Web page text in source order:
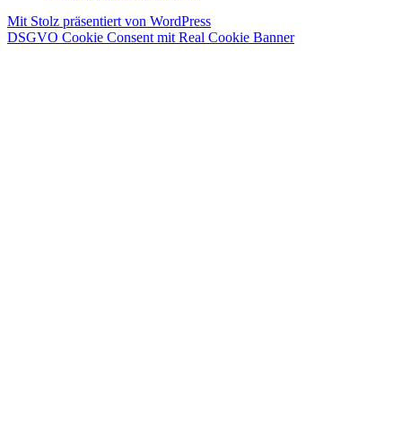
Mit Stolz präsentiert von WordPress
DSGVO Cookie Consent mit Real Cookie Banner